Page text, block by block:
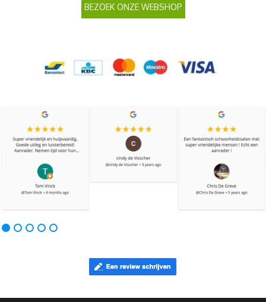
BEZOEK ONZE WEBSHOP